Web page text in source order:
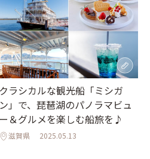
クラシカルな観光船「ミシガ
ン」で、琵琶湖のパノラマビュ
ー＆グルメを楽しむ船旅を♪
滋賀県 2025.05.13